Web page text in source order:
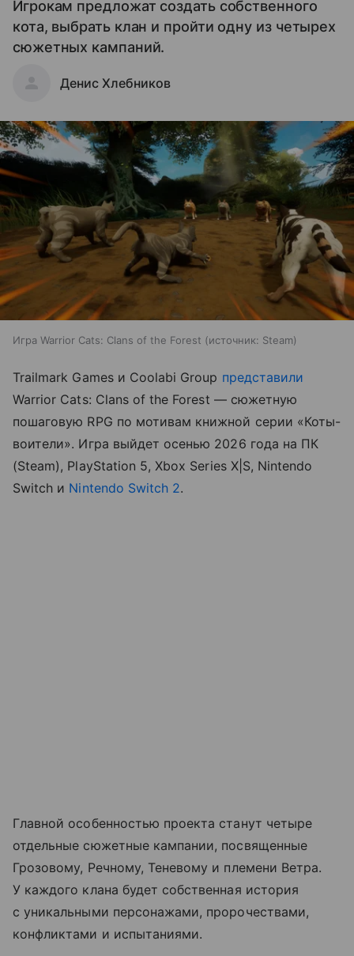
Игрокам предложат создать собственного
кота, выбрать клан и пройти одну из четырех
сюжетных кампаний.
Денис Хлебников
Игра Warrior Cats: Clans of the Forest источник: Steam
Trailmark Games и Coolabi Group представили
Warrior Cats: Clans of the Forest — сюжетную
пошаговую RPG по мотивам книжной серии «Коты-
воители». Игра выйдет осенью 2026 года на ПК
(Steam), PlayStation 5, Xbox Series X|S, Nintendo
Switch и Nintendo Switch 2.
Главной особенностью проекта станут четыре
отдельные сюжетные кампании, посвященные
Грозовому, Речному, Теневому и племени Ветра.
У каждого клана будет собственная история
с уникальными персонажами, пророчествами,
конфликтами и испытаниями.